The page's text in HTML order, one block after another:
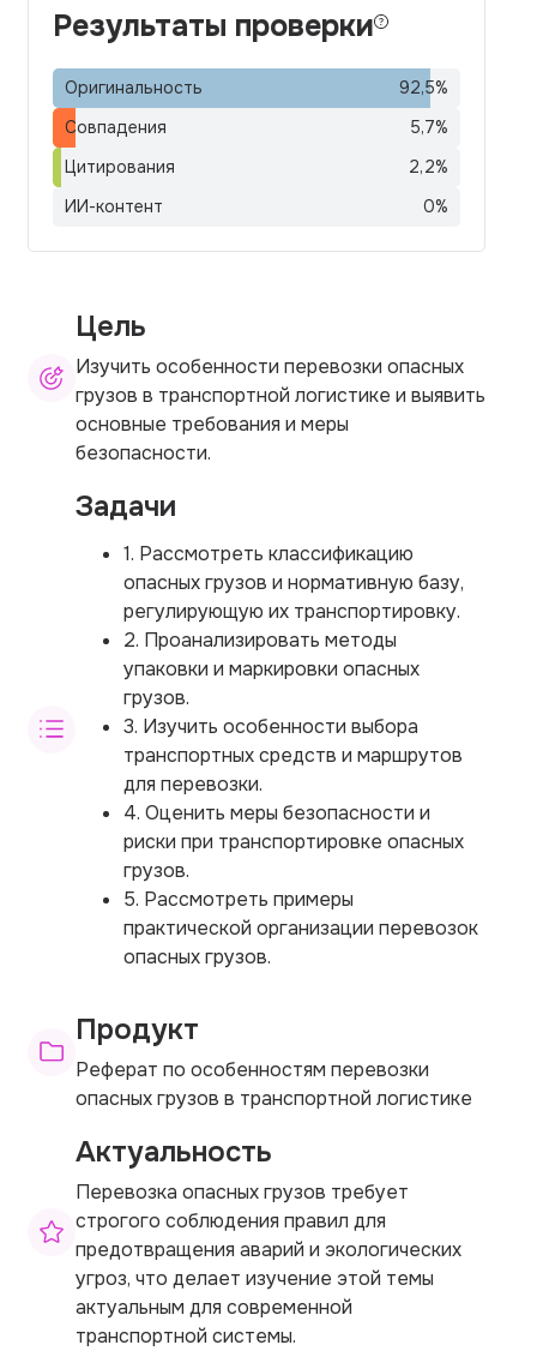
Результаты проверки
Оригинальность 92,5%
Совпадения
5,7%
Цитирования
2,2%
ИИ-контент
0%
Цель
Изучить особенности перевозки опасных
грузов в транспортной логистике и выявить
основные требования и меры
безопасности.
Задачи
1. Рассмотреть классификацию
опасных грузов и нормативную базу,
регулирующую их транспортировку.
2. Проанализировать методы
упаковки и маркировки опасных
грузов.
3. Изучить особенности выбора
транспортных средств и маршрутов
для перевозки.
4. Оценить меры безопасности и
риски при транспортировке опасных
грузов.
5. Рассмотреть примеры
практической организации перевозок
опасных грузов.
Продукт
Реферат по особенностям перевозки
опасных грузов в транспортной логистике
Актуальность
Перевозка опасных грузов требует
строгого соблюдения правил для
предотвращения аварий и экологических
угроз, что делает изучение этой темы
актуальным для современной
транспортной системы.